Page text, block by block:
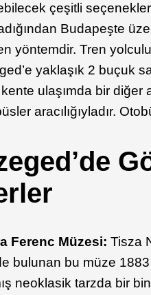
çeşitli
Budapeşte
yöntemdir. Tren
yaklaşık 2 buçuk
kente ulaşımda bir
aracılığıyladır.
Ferenc Müzesi:Tisza
bulunan bu müze
neoklasik tarzda bir